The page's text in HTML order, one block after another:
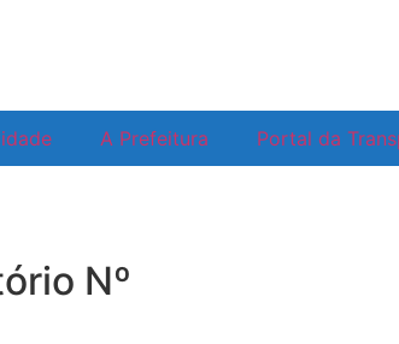
A Prefeitura Portal da
Nº